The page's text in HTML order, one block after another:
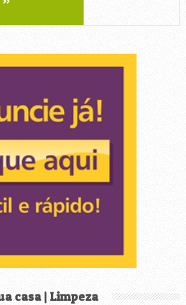
casa | Limpeza